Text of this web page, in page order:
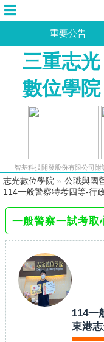
重要公告
三重志光
數位學院
智基科技開發股份有限公司
志光數位學院 » 公職與國
114一般警察特考四等-行
一般警察一試考取
114一
東港